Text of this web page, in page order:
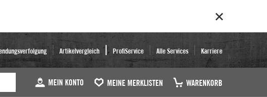
Artikelvergleich ProfiService Alle Services Karriere
MEIN KONTO MEINE MERKLISTEN WARENKORB